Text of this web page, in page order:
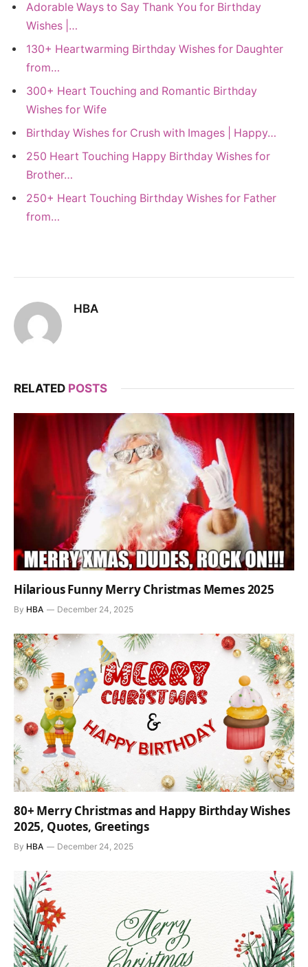
Adorable Ways to Say Thank You for Birthday
Wishes |…
130+ Heartwarming Birthday Wishes for Daughter
from…
300+ Heart Touching and Romantic Birthday
Wishes for Wife
Birthday Wishes for Crush with Images | Happy…
250 Heart Touching Happy Birthday Wishes for
Brother…
250+ Heart Touching Birthday Wishes for Father
from…
HBA
RELATED POSTS
Hilarious Funny Merry Christmas Memes 2025
By HBA December 24, 2025
80+ Merry Christmas and Happy Birthday Wishes
2025, Quotes, Greetings
By HBA December 24, 2025